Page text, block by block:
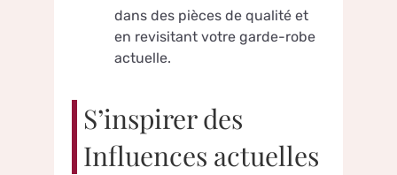
dans des pièces de qualité et
en revisitant votre garde-robe
actuelle.
S’inspirer des
Influences actuelles